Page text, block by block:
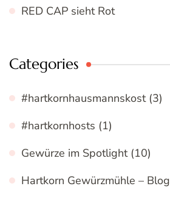
RED CAP sieht Rot
Categories
#hartkornhausmannskost(3)
#hartkornhosts (1)
Gewürze im Spotlight(10)
Hartkorn Gewürzmühle – Blog